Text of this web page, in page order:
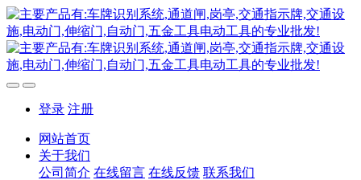
登录 注册
网站首页
关于我们
公司简介 在线留言 在线反馈 联系我们